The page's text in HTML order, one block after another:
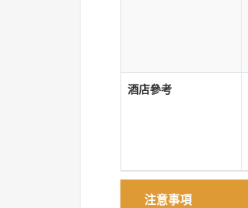
酒店參考
注意事項